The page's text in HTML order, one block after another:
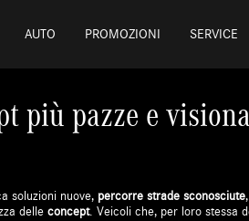
AUTO PROMOZIONI SERVICE
più pazze e
soluzioni nuove, percorre strade sconosciute
delleconcept. Veicoli che, per loro stessa